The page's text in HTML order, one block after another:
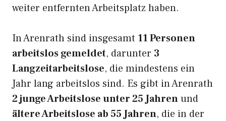
weiter entfernten Arbeitsplatz haben.
In Arenrath sind insgesamt 11 Personen
arbeitslos gemeldet, darunter 3
Langzeitarbeitslose, die mindestens ein
Jahr lang arbeitslos sind. Es gibt in Arenrath
2 junge Arbeitslose unter 25 Jahrenund
ältere Arbeitslose ab 55 Jahren, die in der